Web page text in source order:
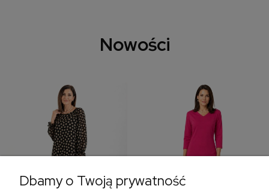
Nowości
Dbamy o Twoją prywatność